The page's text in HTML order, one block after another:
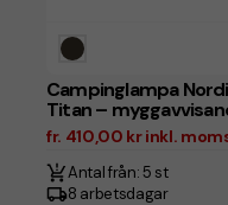
Campinglampa
Titan –
fr. 410,00 kr inkl.
Antal från: 5 st
8 arbetsdagar